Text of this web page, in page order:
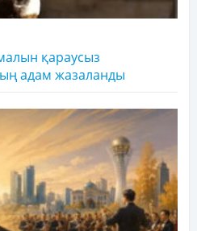
қараусыз
адам жазаланды